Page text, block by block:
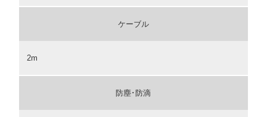
ケーブル
2m
防塵･防滴